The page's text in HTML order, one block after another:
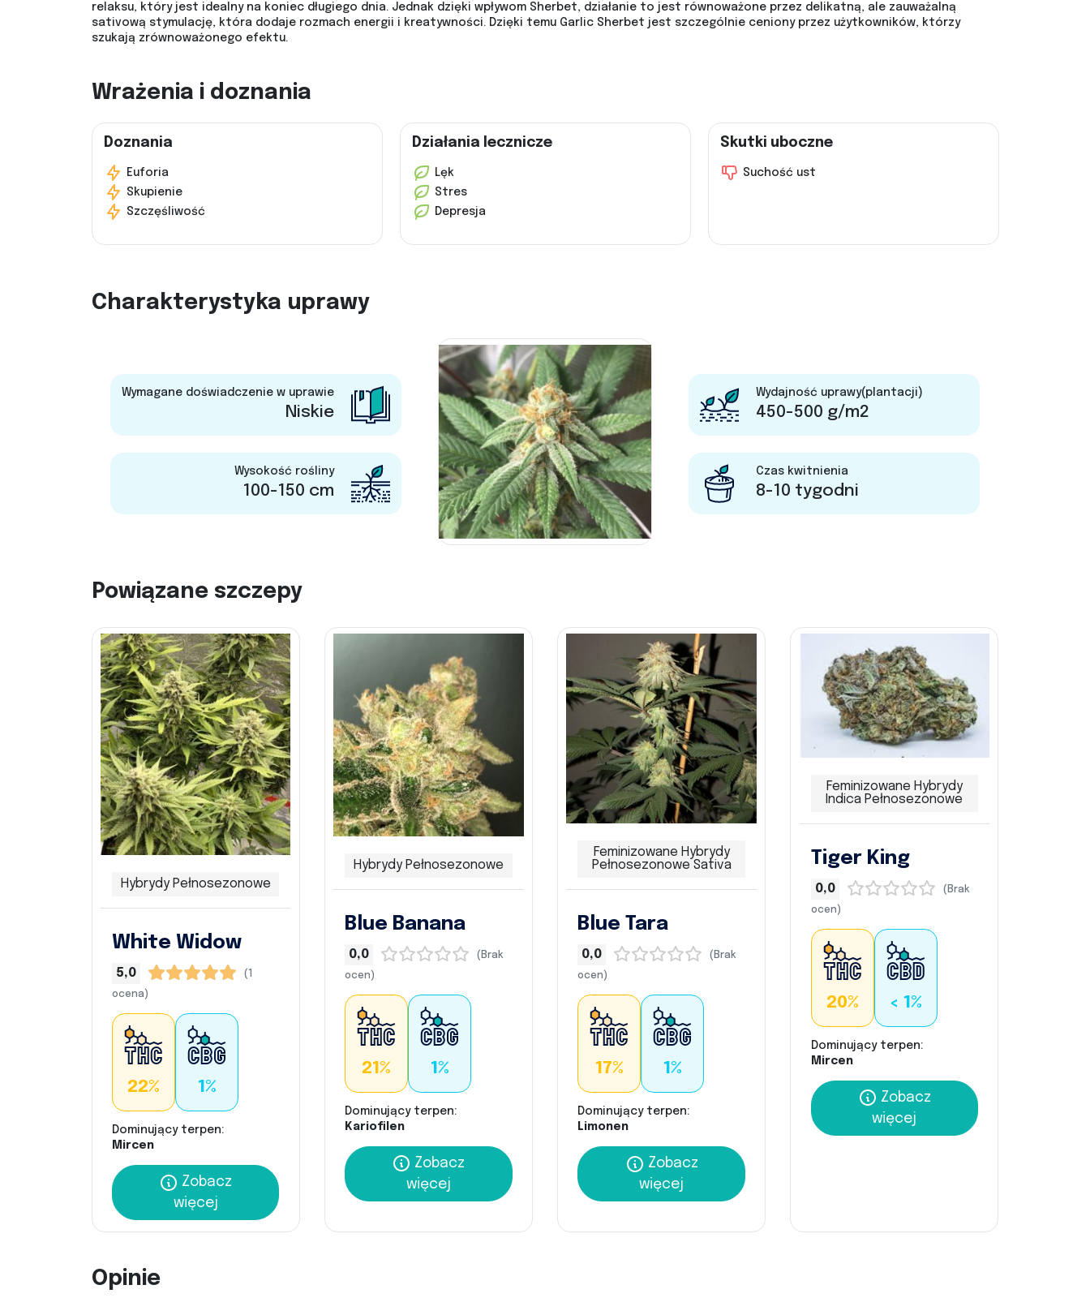
relaksu, który jest idealny na koniec długiego dnia. Jednak dzięki wpływom Sherbet, działanie to jest równoważone przez delikatną, ale zauważalną
sativową stymulację, która dodaje rozmach energii i kreatywności. Dzięki temu Garlic Sherbet jest szczególnie ceniony przez użytkowników, którzy
szukają zrównoważonego efektu.
Wrażenia i doznania
Doznania
Euforia
Skupienie
Szczęśliwość
Działania lecznicze
Lęk
Stres
Depresja
Skutki uboczne
Suchość ust
Charakterystyka uprawy
Wymagane doświadczenie w uprawie
Niskie
Wysokość rośliny
100-150 cm
Wydajność uprawy(plantacji)
450-500 g/m2
Czas kwitnienia
8-10 tygodni
Powiązane szczepy
Hybrydy Pełnosezonowe
White Widow
5,0
(1
ocena)
22% 1%
Dominujący terpen:
Mircen
Zobacz
więcej
Hybrydy Pełnosezonowe
Blue Banana
0,0
(Brak
ocen)
21% 1%
Dominujący terpen:
Kariofilen
Zobacz
więcej
Feminizowane Hybrydy
Pełnosezonowe Sativa
Blue Tara
0,0
(Brak
ocen)
17% 1%
Dominujący terpen:
Limonen
Zobacz
więcej
Feminizowane Hybrydy
Indica Pełnosezonowe
Tiger King
0,0
(Brak
ocen)
20% < 1%
Dominujący terpen:
Mircen
Zobacz
więcej
Opinie